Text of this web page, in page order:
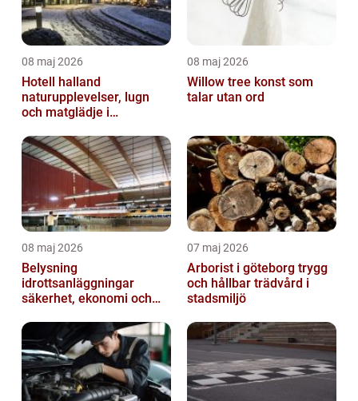
08 maj 2026
Hotell halland
naturupplevelser, lugn
och matglädje i
08 maj 2026
Willow tree konst som
talar utan ord
08 maj 2026
Belysning
idrottsanläggningar
säkerhet, ekonomi och
07 maj 2026
Arborist i göteborg trygg
och hållbar trädvård i
stadsmiljö